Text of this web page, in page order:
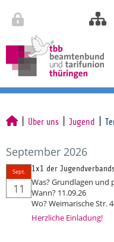
Über uns Jugend
September 2026
Sept.
11
1x1 der
Was? Grundlagen und
Wann? 11.09.26
Wo? Weimarische Str.
Herzliche Einladung!